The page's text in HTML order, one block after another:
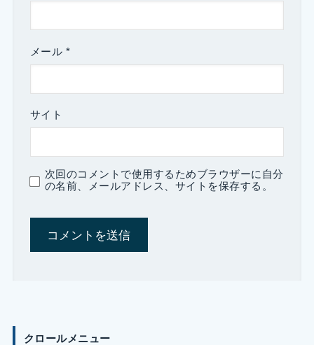
メール *
サイト
次回のコメントで使用するためブラウザーに自分
の名前、メールアドレス、サイトを保存する。
クロールメニュー